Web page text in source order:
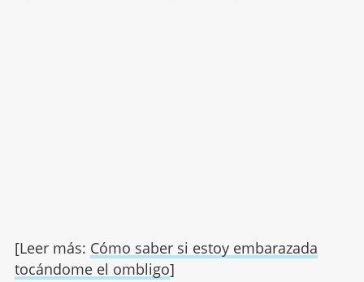
[Leer más: Cómo saber si estoy embarazada
tocándome el ombligo]